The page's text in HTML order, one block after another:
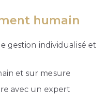
humain
gestion individualisé et
et sur mesure
avec un expert